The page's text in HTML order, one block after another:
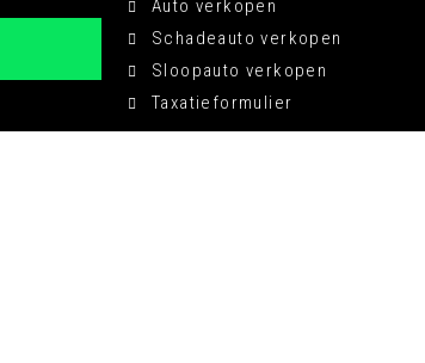
Auto verkopen
Schadeauto verkopen
Sloopauto verkopen
Taxatieformulier